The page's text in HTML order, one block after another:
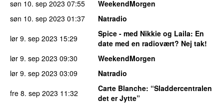
søn 10. sep 2023 07:55
WeekendMorgen
søn 10. sep 2023 01:37
Natradio
lør 9. sep 2023 15:29 Spice - med Nikkie og Laila: En
date med en radiovært? Nej tak!
lør 9. sep 2023 09:30
WeekendMorgen
lør 9. sep 2023 03:09
Natradio
fre 8. sep 2023 11:32 Carte Blanche: “Sladdercentralen
det er Jytte”